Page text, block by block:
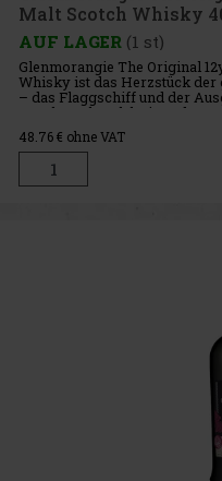
Malt Scotch Whisky
AUF LAGER (1 st)
Glenmorangie The Original
Whisky ist das Herzstück
– das Flaggschiff und der
Geschmackserlebnisse der
12 Jahre in Bourbonfä
48.76€ ohne VAT